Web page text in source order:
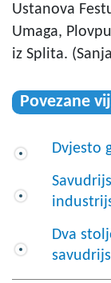
Ustanova
Umaga,
iz Splita.
Povezane
Dvjesto
Dva